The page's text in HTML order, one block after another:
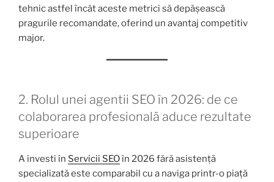
tehnic astfel încât aceste metrici să depășească
pragurile recomandate, oferind un avantaj competitiv
major.
2. Rolul unei agentii SEO în 2026: de ce
colaborarea profesională aduce rezultate
superioare
A investi în Servicii SEOîn 2026 fără asistență
specializată este comparabil cu a naviga printr-o piață